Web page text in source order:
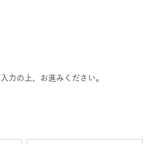
力の上、お進みください。